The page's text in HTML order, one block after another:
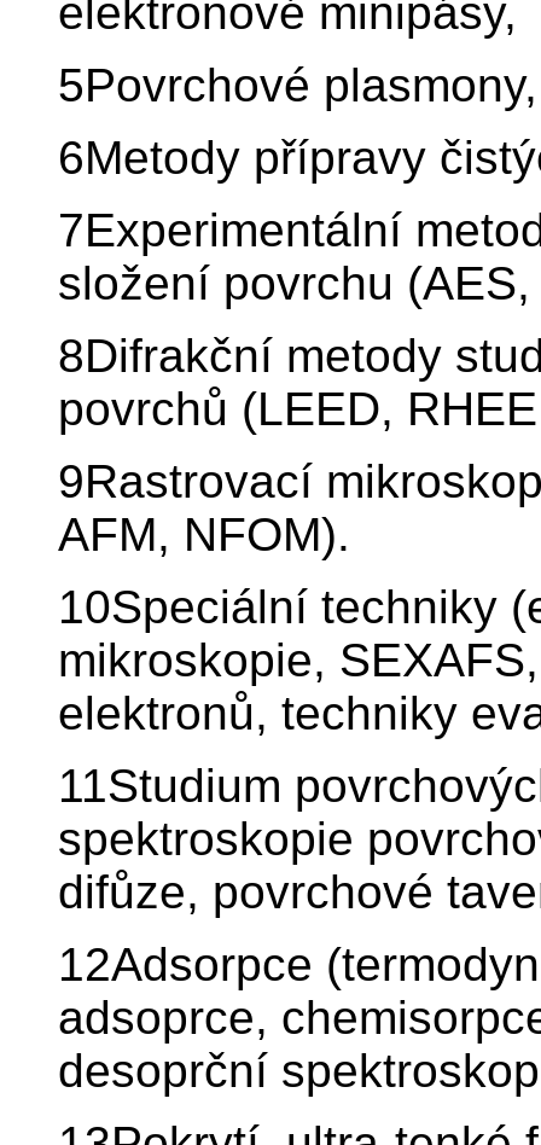
elektronové minipásy,
5Povrchové
6Metody přípravy
7Experimentální
složení povrchu
8Difrakční metody
povrchů (LEED,
9Rastrovací
AFM, NFOM).
10Speciální techniky
mikroskopie,
elektronů, techniky
11Studium
spektroskopie
difůze, povrchové
12Adsorpce
adsoprce,
desoprční